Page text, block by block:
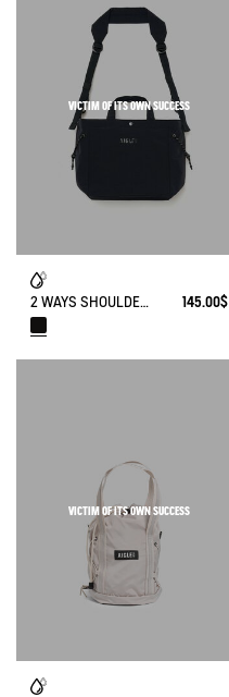
VICTIM OF ITS OWN SUCCESS
2 WAYS SHOULDER & TOTE BAG (10L) - NEIGHBORHOOD 145.00$
VICTIM OF ITS OWN SUCCESS